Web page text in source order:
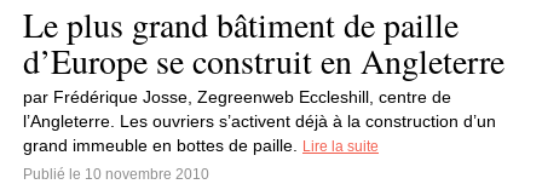
Le plus grand bâtiment de paille
d’Europe se construit en Angleterre
par Frédérique Josse, Zegreenweb Eccleshill, centre de
l’Angleterre. Les ouvriers s’activent déjà à la construction d’un
grand immeuble en bottes de paille.
Lire la suite
Publié le 10 novembre 2010